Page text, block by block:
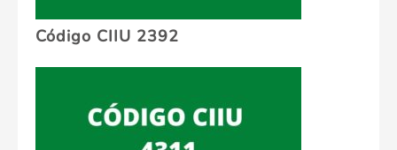
Código CIIU 2392